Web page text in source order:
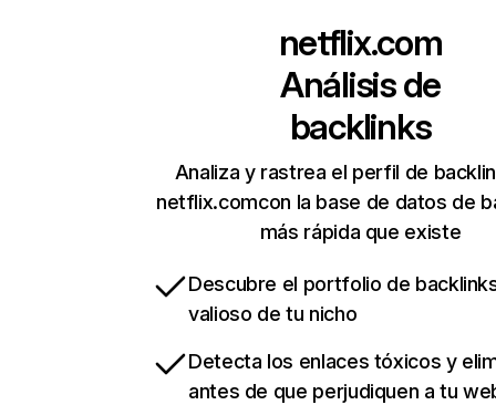
netflix.com
Análisis de
backlinks
Analiza y rastrea el perfil de
netflix.comcon la base de datos de
más rápida que existe
Descubre el portfolio de
valioso de tu nicho
Detecta los enlaces tóxicos y
antes de que perjudiquen a tu